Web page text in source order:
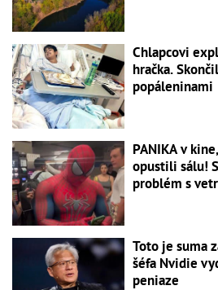
Chlapcovi
hračka.
popáleninami
PANIKA v
opustili sálu!
problém s
Toto je suma
šéfa Nvidie
peniaze